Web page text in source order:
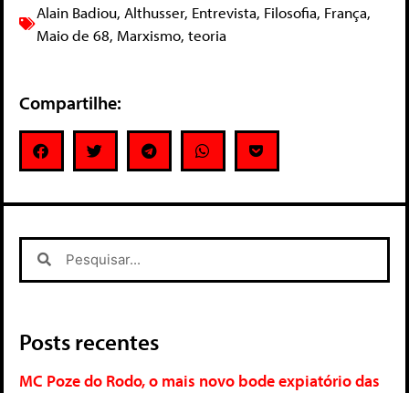
Alain Badiou, Althusser, Entrevista, Filosofia, França,
Maio de 68, Marxismo, teoria
Compartilhe:
Posts recentes
MC Poze do Rodo, o mais novo bode expiatório das